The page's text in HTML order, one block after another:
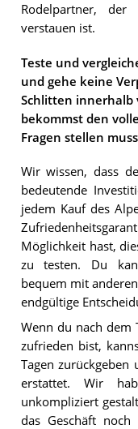
Rodelpartner,
verstauen ist.
Teste und
und gehe keine
Schlitten innerhalb
bekommst den
Fragen stellen
Wir wissen, dass
bedeutende
jedem Kauf des
Möglichkeit hast,
zu testen. Du
bequem mit
endgültige
Wenn du nach dem
zufrieden bist,
Tagen
erstattet. Wir
unkompliziert
das Geschäft